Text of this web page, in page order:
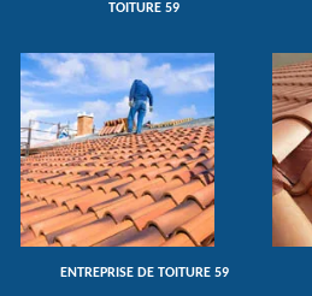
TOITURE 59
ENTREPRISE DE TOITURE 59